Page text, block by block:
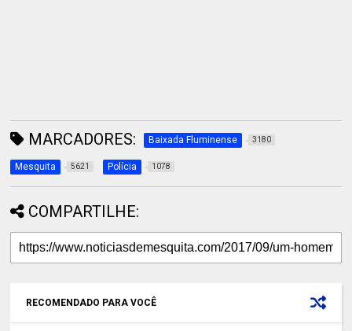
MARCADORES: Baixada Fluminense 3180
Mesquita 5621 Polícia 1078
COMPARTILHE:
RECOMENDADO PARA VOCÊ